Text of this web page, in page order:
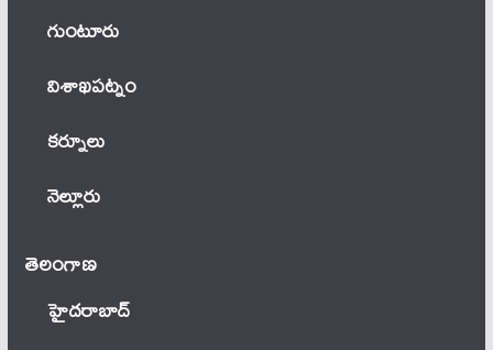
గుంటూరు
విశాఖపట్నం
కర్నూలు
నెల్లూరు
తెలంగాణ‌
హైదరాబాద్